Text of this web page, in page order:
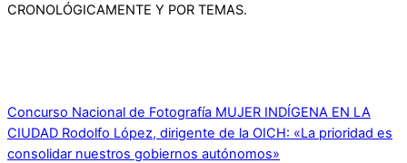
CRONOLÓGICAMENTE Y POR TEMAS.
Concurso Nacional de Fotografía MUJER INDÍGENA EN LA
CIUDAD Rodolfo López, dirigente de la OICH: «La prioridad es
consolidar nuestros gobiernos autónomos»